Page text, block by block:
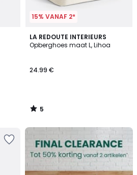
15% VANAF 2*
LA REDOUTE INTERIEURS
Opberghoes maat L, Lihoa
24.99 €
5
/
5
/
FINAL
CLEARANCE